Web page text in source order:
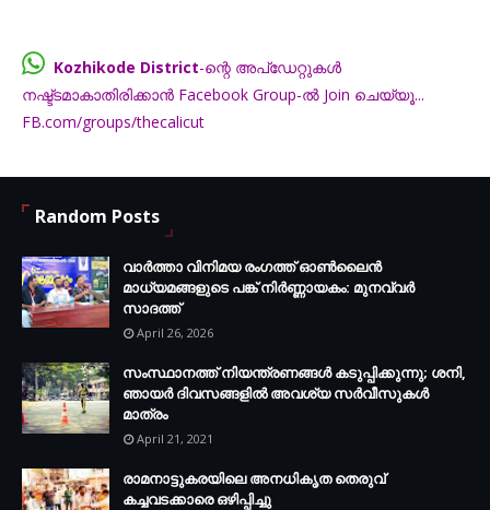
Kozhikode District
-ന്റെ അപ്ഡേറ്റുകൾ
നഷ്ട്ടമാകാതിരിക്കാൻ Facebook Group-ൽ Join ചെയ്യൂ...
FB.com/groups/thecalicut
Random Posts
വാർത്താ വിനിമയ രംഗത്ത് ഓൺലൈൻ
മാധ്യമങ്ങളുടെ പങ്ക് നിർണ്ണായകം: മുനവ്വർ
സാദത്ത്
April 26, 2026
സംസ്ഥാനത്ത് നിയന്ത്രണങ്ങള്‍ കടുപ്പിക്കുന്നു; ശനി,
ഞായര്‍ ദിവസങ്ങളില്‍ അവശ്യ സര്‍വീസുകള്‍
മാത്രം
April 21, 2021
രാമനാട്ടുകരയിലെ അനധികൃത തെരുവ്
കച്ചവടക്കാരെ ഒഴിപ്പിച്ചു